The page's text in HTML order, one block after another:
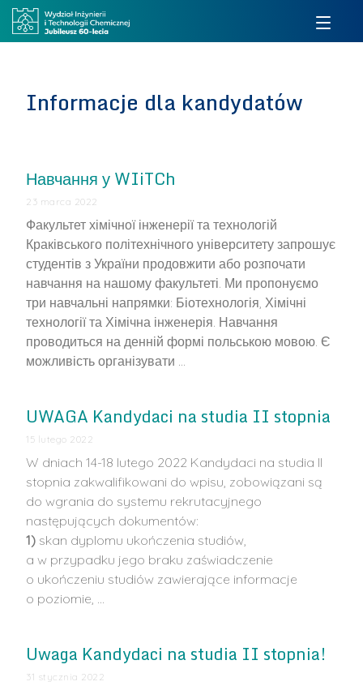
Informacje dla kandydatów
Навчання у WIiTCh
23 marca 2022
Факультет хімічної інженерії та технологій
Краківського політехнічного університету запрошує
студентів з України продовжити або розпочати
навчання на нашому факультеті. Ми пропонуємо
три навчальні напрямки: Біотехнологія, Хімічні
технології та Хімічна інженерія. Навчання
проводиться на денній формі польською мовою. Є
можливість організувати …
UWAGA Kandydaci na studia II stopnia
15 lutego 2022
W dniach 14-18 lutego 2022 Kandydaci na studia II
stopnia zakwalifikowani do wpisu, zobowiązani są
do wgrania do systemu rekrutacyjnego
następujących dokumentów:
1) skan dyplomu ukończenia studiów,
a w przypadku jego braku zaświadczenie
o ukończeniu studiów zawierające informacje
o poziomie, …
Uwaga Kandydaci na studia II stopnia!
31 stycznia 2022